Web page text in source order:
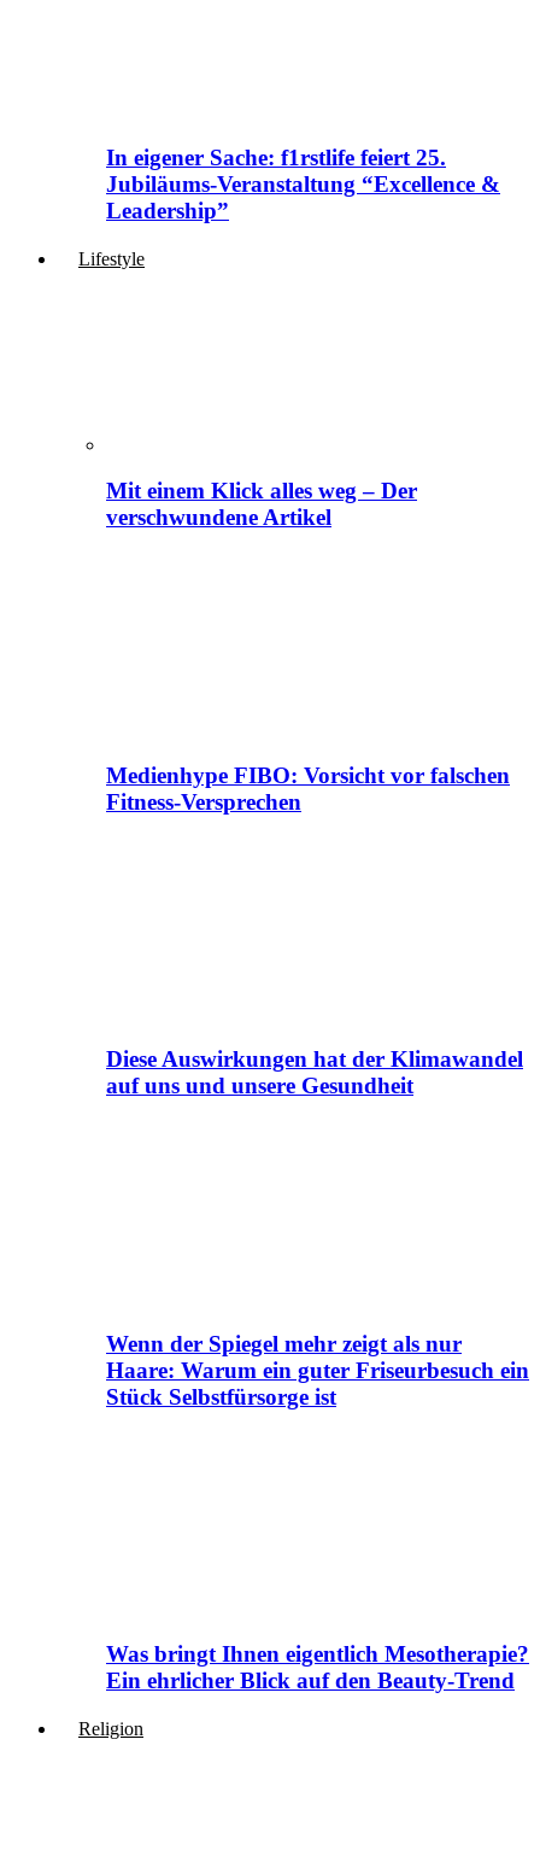
In eigener Sache: f1rstlife feiert 25.
Jubiläums-Veranstaltung “Excellence &
Leadership”
Lifestyle
Mit einem Klick alles weg – Der
verschwundene Artikel
Medienhype FIBO: Vorsicht vor falschen
Fitness-Versprechen
Diese Auswirkungen hat der Klimawandel
auf uns und unsere Gesundheit
Wenn der Spiegel mehr zeigt als nur
Haare: Warum ein guter Friseurbesuch ein
Stück Selbstfürsorge ist
Was bringt Ihnen eigentlich Mesotherapie?
Ein ehrlicher Blick auf den Beauty-Trend
Religion